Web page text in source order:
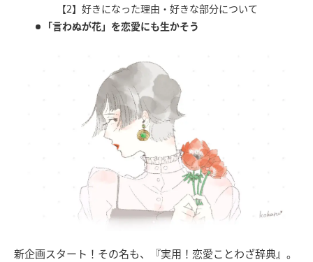
【2】好きになった理由・好きな部分について
「言わぬが花」を恋愛にも生かそう
新企画スタート！その名も、『実用！恋愛ことわざ辞典』。